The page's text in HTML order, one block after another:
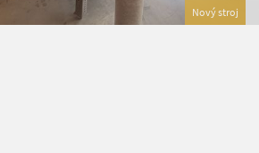
Nový stroj